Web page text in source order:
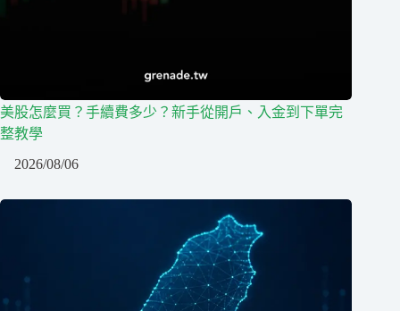
美股怎麼買？手續費多少？新手從開戶、入金到下單完
整教學
2026/08/06